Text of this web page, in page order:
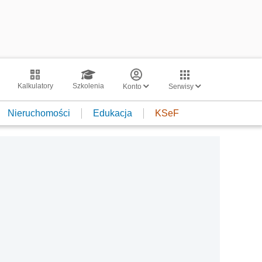
Kalkulatory Szkolenia Konto Serwisy
Nieruchomości Edukacja KSeF